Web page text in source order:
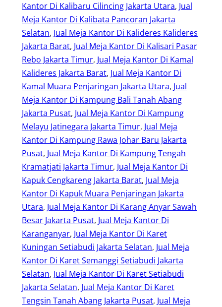
Kantor Di Kalibaru Cilincing Jakarta Utara, Jual
Meja Kantor Di Kalibata Pancoran Jakarta
Selatan, Jual Meja Kantor Di Kalideres Kalideres
Jakarta Barat, Jual Meja Kantor Di Kalisari Pasar
Rebo Jakarta Timur, Jual Meja Kantor Di Kamal
Kalideres Jakarta Barat, Jual Meja Kantor Di
Kamal Muara Penjaringan Jakarta Utara, Jual
Meja Kantor Di Kampung Bali Tanah Abang
Jakarta Pusat, Jual Meja Kantor Di Kampung
Melayu Jatinegara Jakarta Timur, Jual Meja
Kantor Di Kampung Rawa Johar Baru Jakarta
Pusat, Jual Meja Kantor Di Kampung Tengah
Kramatjati Jakarta Timur, Jual Meja Kantor Di
Kapuk Cengkareng Jakarta Barat, Jual Meja
Kantor Di Kapuk Muara Penjaringan Jakarta
Utara, Jual Meja Kantor Di Karang Anyar Sawah
Besar Jakarta Pusat, Jual Meja Kantor Di
Karanganyar, Jual Meja Kantor Di Karet
Kuningan Setiabudi Jakarta Selatan, Jual Meja
Kantor Di Karet Semanggi Setiabudi Jakarta
Selatan, Jual Meja Kantor Di Karet Setiabudi
Jakarta Selatan, Jual Meja Kantor Di Karet
Tengsin Tanah Abang Jakarta Pusat, Jual Meja